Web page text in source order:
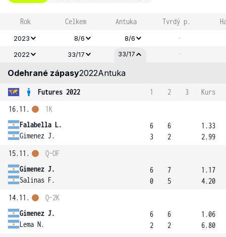
Rok Celkem Antuka Tvrdý p.
2023 8/6 8/6 -
2022 33/17 33/17 -
Odehrané zápasy2022Antuka
Futures 2022 1 2 3
Kurs
16.11.
Falabella L.
Gimenez J.
1K
6
3
6
2
1.33
2.99
15.11.
Gimenez J.
Salinas F.
Q-OF
6
0
7
5
1.17
4.20
14.11.
Gimenez J.
Lema N.
Q-2K
6
2
6
2
1.06
6.80